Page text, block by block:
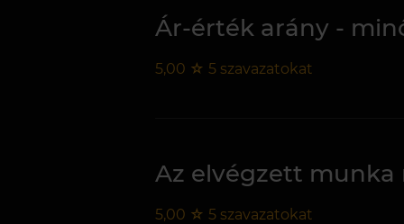
Ár-érték arány -
5,00 ☆ 5 szavazatokat
Az elvégzett munka
5,00 ☆ 5 szavazatokat